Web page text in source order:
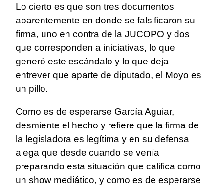
Lo cierto es que son tres documentos
aparentemente en donde se falsificaron su
firma, uno en contra de la JUCOPO y dos
que corresponden a iniciativas, lo que
generó este escándalo y lo que deja
entrever que aparte de diputado, el Moyo es
un pillo.
Como es de esperarse García Aguiar,
desmiente el hecho y refiere que la firma de
la legisladora es legítima y en su defensa
alega que desde cuando se venía
preparando esta situación que califica como
un show mediático, y como es de esperarse